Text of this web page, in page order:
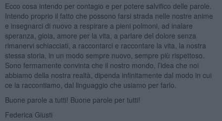
Ecco cosa intendo per contagio e per potere salvifico delle parole.
Intendo proprio il fatto che possono farsi strada nelle nostre anime
e insegnarci di nuovo a respirare a pieni polmoni, ad inalare
speranza, gioia, amore per la vita, a parlare del dolore senza
rimanervi schiacciati, a raccontarci e raccontare la vita, la nostra
stessa storia, in un modo sempre nuovo, sempre più rispettoso.
Sono fermamente convinta che il nostro mondo, l’idea che noi
abbiamo della nostra realtà, dipenda infinitamente dal modo in cui
ce la raccontiamo, dal linguaggio che usiamo per farlo.
Buone parole a tutti! Buone parole per tutti!
Federica Giusti